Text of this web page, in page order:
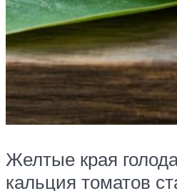
Желтые края
кальция томатов